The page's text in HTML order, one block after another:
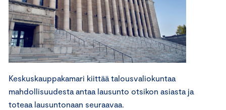
Keskuskauppakamari kiittää talousvaliokuntaa
mahdollisuudesta antaa lausunto otsikon asiasta ja
toteaa lausuntonaan seuraavaa.